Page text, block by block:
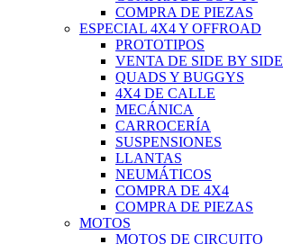
COMPRA DE PIEZAS
ESPECIAL 4X4 Y OFFROAD
PROTOTIPOS
VENTA DE SIDE BY SIDE
QUADS Y BUGGYS
4X4 DE CALLE
MECÁNICA
CARROCERÍA
SUSPENSIONES
LLANTAS
NEUMÁTICOS
COMPRA DE 4X4
COMPRA DE PIEZAS
MOTOS
MOTOS DE CIRCUITO